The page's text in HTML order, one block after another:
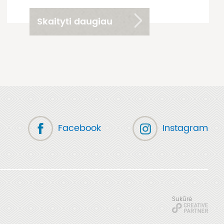
Skaityti daugiau
Facebook Instagram
Sukūrė